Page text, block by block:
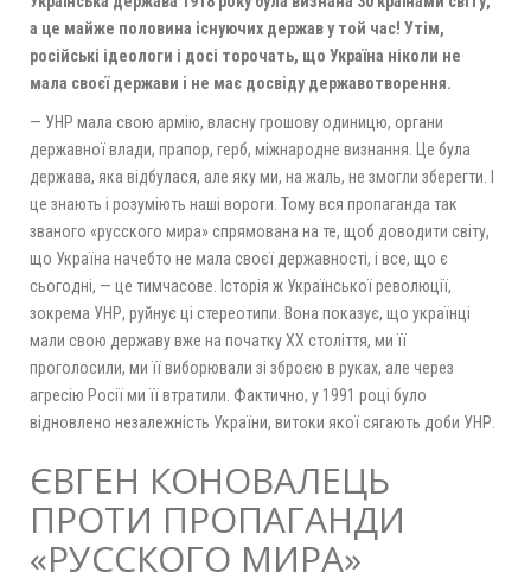
а це майже половина існуючих держав у той час! Утім,
російські ідеологи і досі торочать, що Україна ніколи не
мала своєї держави і не має досвіду державотворення.
— УНР мала свою армію, власну грошову одиницю, органи
державної влади, прапор, герб, міжнародне визнання. Це була
держава, яка відбулася, але яку ми, на жаль, не змогли зберегти. І
це знають і розуміють наші вороги. Тому вся пропаганда так
званого «русского мира» спрямована на те, щоб доводити світу,
що Україна начебто не мала своєї державності, і все, що є
сьогодні, — це тимчасове. Історія ж Української революції,
зокрема УНР, руйнує ці стереотипи. Вона показує, що українці
мали свою державу вже на початку ХХ століття, ми її
проголосили, ми її виборювали зі зброєю в руках, але через
агресію Росії ми її втратили. Фактично, у 1991 році було
відновлено незалежність України, витоки якої сягають доби УНР.
ЄВГЕН КОНОВАЛЕЦЬ
ПРОТИ ПРОПАГАНДИ
«РУССКОГО МИРА»